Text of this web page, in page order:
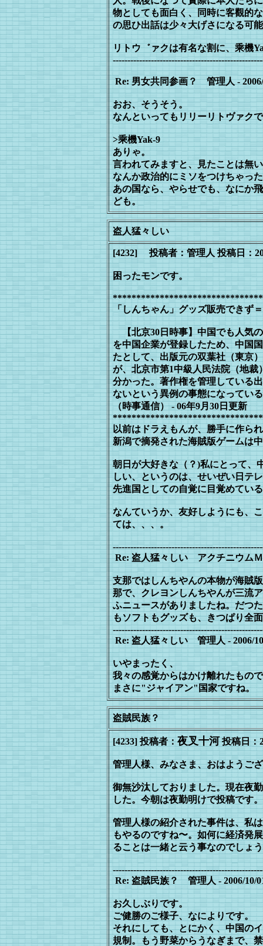
物としても面白く、同時に客觀的
の思ひ出話は少々大げさになる可
リトウ゛ァクは有名な割に、乘機
Re: 男女共同参画？ 管理人 - 2006/
おお、そうそう。
なんといってもリリーリトヴァク
>乘機Yak-9
ありゃ。
言われてみますと、見たことは無
なんか政治的にミソをつけちゃっ
あの国なら、やらせでも、なにか
ども。
盗人猛々しい
[4232] 投稿者：管理人 投稿日：
困ったモンです。
********************************
「しんちゃん」グッズ販売できず
【北京30日時事】中国でも人気の
を中国企業が登録したため、中国
たとして、出版元の双葉社（東京
が、北京市第1中級人民法院（地裁
分かった。著作権を管理している
ないという異例の事態になって
（時事通信） - 06年9月30日更新
********************************
以前はドラえもんが、勝手に作ら
新潟で摘発された海賊版ゲームは
朝日が大好きな（？)私にとって、
しい、というのは、せいぜい日テ
先進国としての自覚に目覚めてい
なんていうか、友好しようにも、
ては、、、。
Re: 盗人猛々しい アクチニウムＭ
支那ではしんちやんの本物が海賊
那で、クレヨンしんちやんが三流
ふニュースがありましたね。だつ
もソフトもグッズも、きつぱり全
Re: 盗人猛々しい 管理人 - 2006/
いやまったく、
我々の感覚からはかけ離れたもの
まさに"ジャイアン"国家ですね。
盗賊民族？
[4233] 投稿者：夜叉十河投稿日：
管理人様、みなさま、おはようご
御無沙汰しておりました。現在夜
した。今朝は夜勤明けで投稿です。
管理人様の紹介された事件は、私
もやるのですね〜。如何に経済発
ることは一緒と云う事なのでしょ
Re: 盗賊民族？ 管理人 - 2006/10/
お久しぶりです。
ご健勝のご様子、なによりです。
それにしても、とにかく、中国の
規制。もう野菜からうなぎまで、